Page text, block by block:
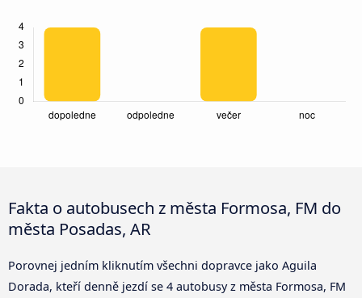
Fakta o autobusech z města Formosa, FM do
města Posadas, AR
Porovnej jedním kliknutím všechni dopravce jako Aguila
Dorada, kteří denně jezdí se 4 autobusy z města Formosa, FM